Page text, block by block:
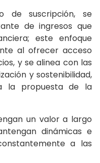
de suscripción, se
de ingresos que
este enfoque
al ofrecer acceso
y se alinea con las
y sostenibilidad,
la propuesta de la
un valor a largo
dinámicas e
a las